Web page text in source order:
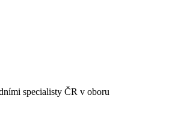
specialisty ČR v oboru